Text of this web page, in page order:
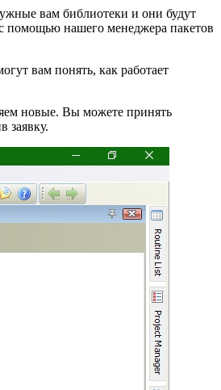
вам библиотеки и они будут
помощью нашего менеджера пакетов
вам понять, как работает
новые. Вы можете принять
заявку.